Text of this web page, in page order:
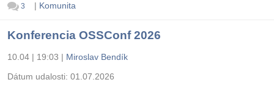
3 | Komunita
Konferencia OSSConf 2026
10.04 | 19:03 | Miroslav Bendík
Dátum udalosti: 01.07.2026